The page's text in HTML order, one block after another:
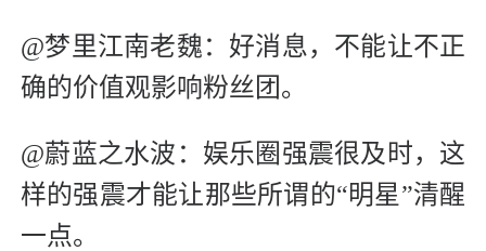
@梦里江南老魏：好消息，不能让不正
确的价值观影响粉丝团。
@蔚蓝之水波：娱乐圈强震很及时，这
样的强震才能让那些所谓的“明星”清醒
一点。